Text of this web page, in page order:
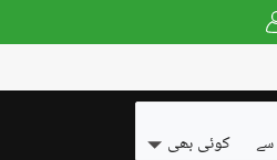
سے کوئی بھی